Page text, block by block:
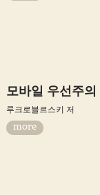
모바일 우선주의
루크로블르스키 저
more